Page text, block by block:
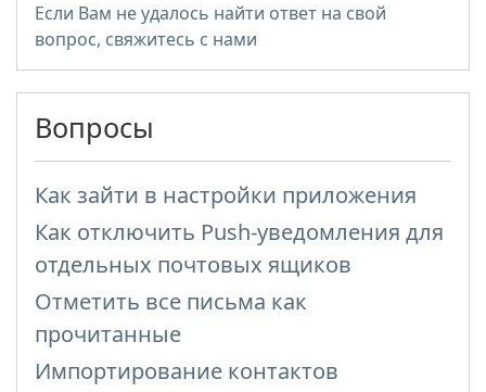
Если Вам не удалось найти ответ на свой
вопрос, свяжитесь с нами
Вопросы
Как зайти в настройки приложения
Как отключить Push-уведомления для
отдельных почтовых ящиков
Отметить все письма как
прочитанные
Импортирование контактов